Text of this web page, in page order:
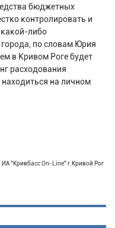
бюджетных
контролировать и
либо
по словам Юрия
в Кривом Роге будет
расходования
на личном
ИА "Кривбасс On-Line" г.Кривой Рог